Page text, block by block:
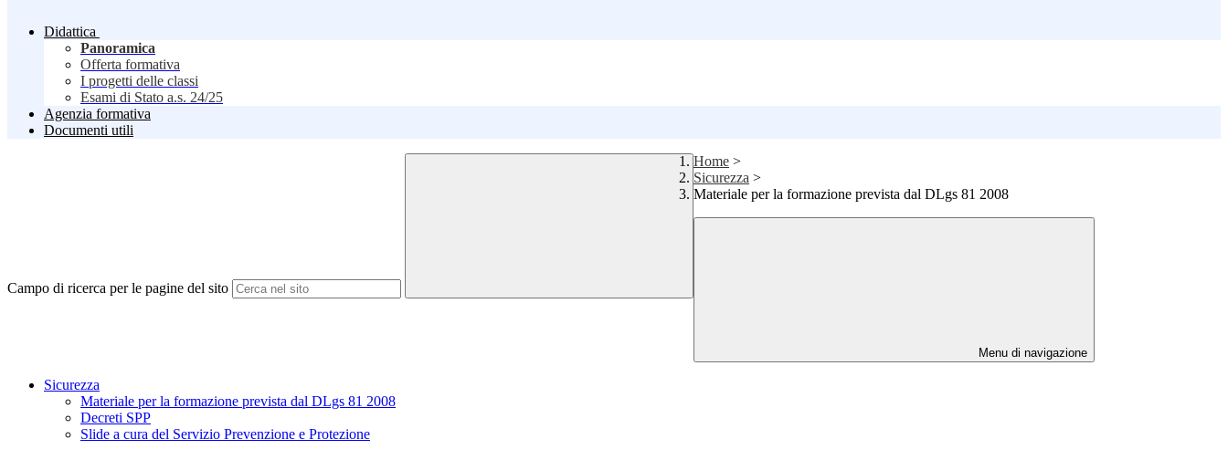
Didattica
Panoramica
Offerta formativa
I progetti delle classi
Esami di Stato a.s. 24/25
Agenzia formativa
Documenti utili
Campo di ricerca per le pagine del sito
Home >
Sicurezza >
Materiale per la formazione prevista dal DLgs 81 2008
Menu di navigazione
Sicurezza
Materiale per la formazione prevista dal DLgs 81 2008
Decreti SPP
Slide a cura del Servizio Prevenzione e Protezione